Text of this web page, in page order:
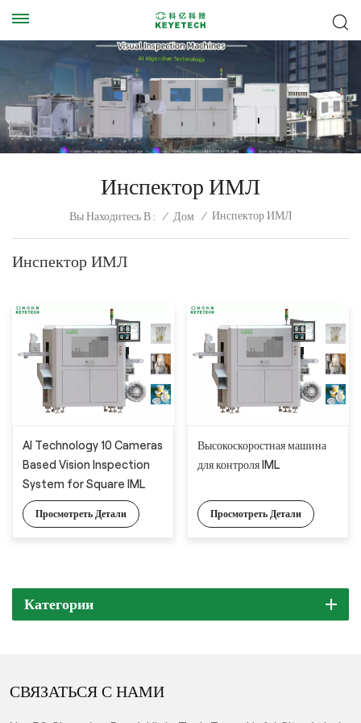
Инспектор ИМЛ
Вы Находитесь В : / Дом / Инспектор ИМЛ
Инспектор ИМЛ
AI Technology 10 Cameras
Based Vision Inspection
System for Square IML
Container Full Detection
Просмотреть Детали
Высокоскоростная машина
для контроля IML
Просмотреть Детали
Категории
СВЯЗАТЬСЯ С НАМИ